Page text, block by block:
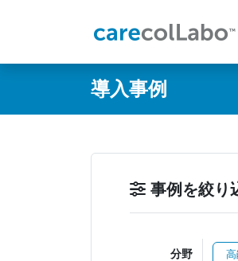
導入事例
事例を絞り
分野